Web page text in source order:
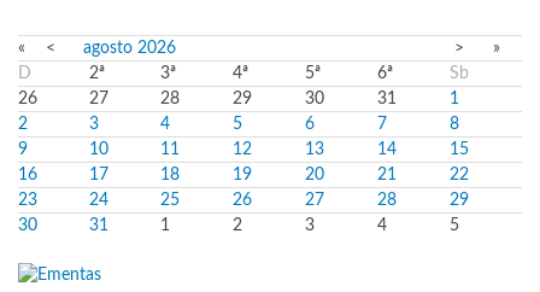
« < agosto 2026 >
»
D
2ª 3ª 4ª 5ª 6ª
Sb
26
27 28 29 30 31
1
2
3 4 5 6 7
8
9
10 11 12 13 14
15
16
17 18 19 20 21
22
23
24 25 26 27 28
29
30
31 1 2 3 4 5